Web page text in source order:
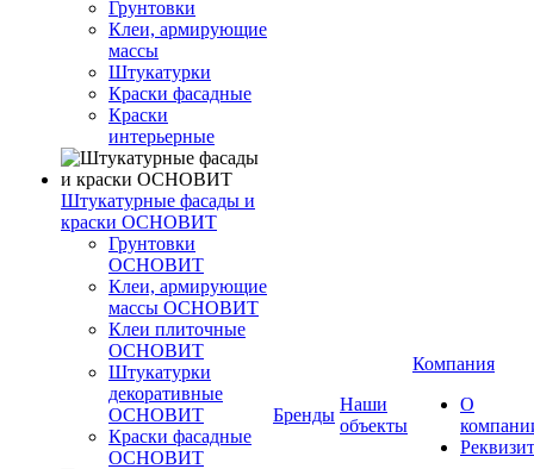
Грунтовки
Клеи, армирующие
массы
Штукатурки
Краски фасадные
Краски
интерьерные
Штукатурные фасады и
краски ОСНОВИТ
Грунтовки
ОСНОВИТ
Клеи, армирующие
массы ОСНОВИТ
Клеи плиточные
ОСНОВИТ
Штукатурки
декоративные
ОСНОВИТ
Краски фасадные
ОСНОВИТ
Бренды
Наши
объекты
Компания
О